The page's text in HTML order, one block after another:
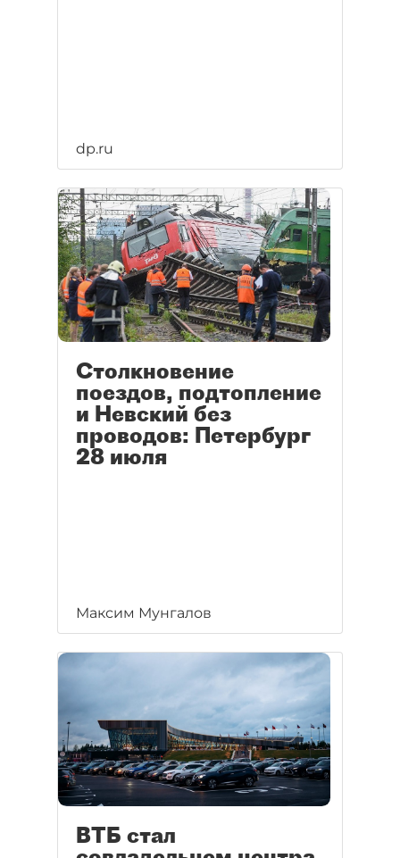
dp.ru
Столкновение
поездов, подтопление
и Невский без
проводов: Петербург
28 июля
Максим Мунгалов
ВТБ стал